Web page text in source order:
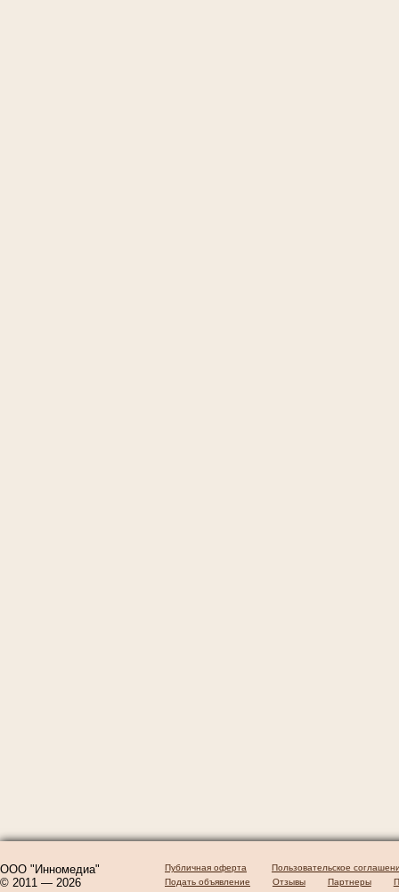
ООО "Инномедиа"
© 2011 — 2026
Публичная оферта
Пользовательское
Подать объявление
Отзывы Партнеры